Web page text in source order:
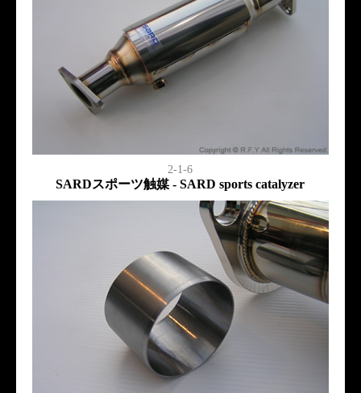
2-1-6
SARDスポーツ触媒 - SARD sports catalyzer